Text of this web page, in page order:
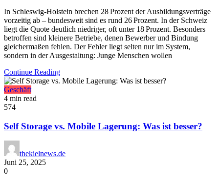
In Schleswig-Holstein brechen 28 Prozent der Ausbildungsverträge
vorzeitig ab – bundesweit sind es rund 26 Prozent. In der Schweiz
liegt die Quote deutlich niedriger, oft unter 18 Prozent. Besonders
betroffen sind kleinere Betriebe, denen Bewerber und Bindung
gleichermaßen fehlen. Der Fehler liegt selten nur im System,
sondern in der Ausgestaltung: Junge Menschen wollen
Continue Reading
Geschäft
4 min read
574
Self Storage vs. Mobile Lagerung: Was ist besser?
thekielnews.de
Juni 25, 2025
0